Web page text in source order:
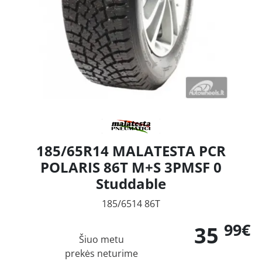
185/65R14 MALATESTA PCR
POLARIS 86T M+S 3PMSF 0
Studdable
185/6514 86T
35 99€
Šiuo metu
prekės neturime